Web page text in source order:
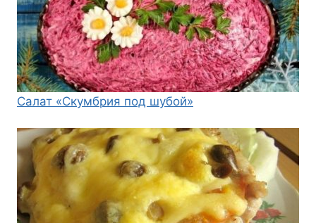
Салат «Скумбрия под шубой»